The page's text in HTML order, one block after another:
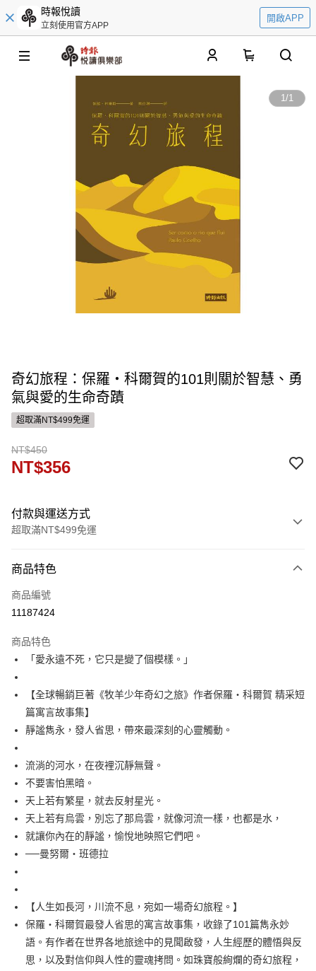
時報悅讀
立刻使用官方APP
開啟APP
1/1
奇幻旅程：保羅‧科爾賀的101則關於智慧、勇
氣與愛的生命奇蹟
超取滿NT$499免運
NT$450
NT$356
付款與運送方式
超取滿NT$499免運
信用卡一次付款
運送方式
付款後全家取貨
每筆NT$60，滿NT$499(含以上)免運費
付款後7-11取貨
每筆NT$60，滿NT$499(含以上)免運費
宅配
每筆NT$100，滿NT$499(含以上)免運費
商品特色
商品編號
11187424
商品特色
「愛永遠不死，它只是變了個模樣。」
【全球暢銷巨著《牧羊少年奇幻之旅》作者保羅‧科爾賀 精采短
篇寓言故事集】
靜謐雋永，發人省思，帶來最深刻的心靈觸動。
流淌的河水，在夜裡沉靜無聲。
不要害怕黑暗。
天上若有繁星，就去反射星光。
天上若有烏雲，別忘了那烏雲，就像河流一樣，也都是水，
就讓你內在的靜謐，愉悅地映照它們吧。
──曼努爾‧班德拉
【人生如長河，川流不息，宛如一場奇幻旅程。】
保羅‧科爾賀最發人省思的寓言故事集，收錄了101篇雋永妙
語。有作者在世界各地旅途中的見聞啟發，人生經歷的體悟與反
思，以及對信仰與人性的靈魂拷問。如珠寶般絢爛的奇幻旅程，